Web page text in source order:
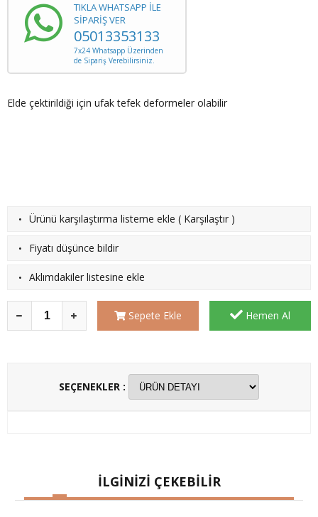
TIKLA WHATSAPP İLE
SİPARİŞ VER
05013353133
7x24 Whatsapp Üzerinden
de Sipariş Verebilirsiniz.
Elde çektirildiği için ufak tefek deformeler olabilir
· Ürünü karşılaştırma listeme ekle ( Karşılaştır )
· Fiyatı düşünce bildir
· Aklımdakiler listesine ekle
Sepete Ekle Hemen Al
SEÇENEKLER :
İLGİNİZİ ÇEKEBİLİR